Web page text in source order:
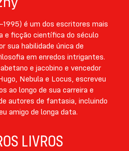
é um dos escritores mais
e ficção científica do século
sua habilidade única de
em enredos intrigantes.
e jacobino e vencedor
Nebula e Locus, escreveu
ao longo de sua carreira e
autores de fantasia, incluindo
amigo de longa data.
LIVROS